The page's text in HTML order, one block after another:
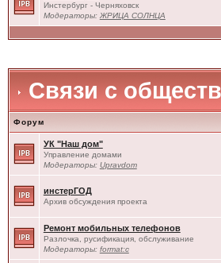
Инстербург - Черняховск
Модераторы: ЖРИЦА СОЛНЦА
Связи с
Форум
УК "Наш дом"
Управление домами
Модераторы: Upravdom
инстерГОД
Архив обсуждения проекта
Ремонт мобильных телефонов
Разлочка, русификация, обслуживание
Модераторы: format:c